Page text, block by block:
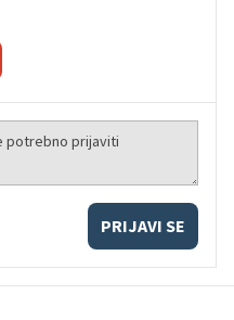
PRIJAVI SE